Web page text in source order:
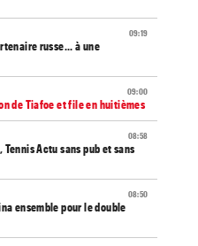
09:19
russe... à une
09:00
de Tiafoe et file en huitièmes
08:58
Actu sans pub et sans
08:50
ensemble pour le double